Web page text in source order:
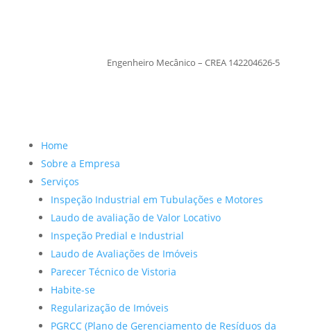
Engenheiro Mecânico – CREA 142204626-5
Home
Sobre a Empresa
Serviços
Inspeção Industrial em Tubulações e Motores
Laudo de avaliação de Valor Locativo
Inspeção Predial e Industrial
Laudo de Avaliações de Imóveis
Parecer Técnico de Vistoria
Habite-se
Regularização de Imóveis
PGRCC (Plano de Gerenciamento de Resíduos da